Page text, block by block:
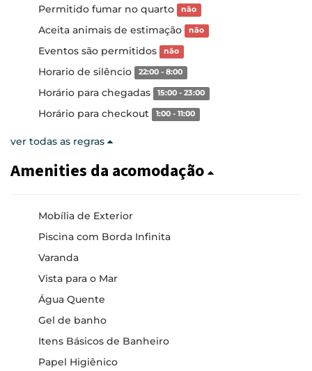
Permitido fumar no quarto não
Aceita animais de estimação não
Eventos são permitidos não
Horario de silêncio 22:00 - 8:00
Horário para chegadas 15:00 - 23:00
Horário para checkout 1:00 - 11:00
ver todas as regras
Amenities da acomodação
Mobília de Exterior
Piscina com Borda Infinita
Varanda
Vista para o Mar
Água Quente
Gel de banho
Itens Básicos de Banheiro
Papel Higiênico